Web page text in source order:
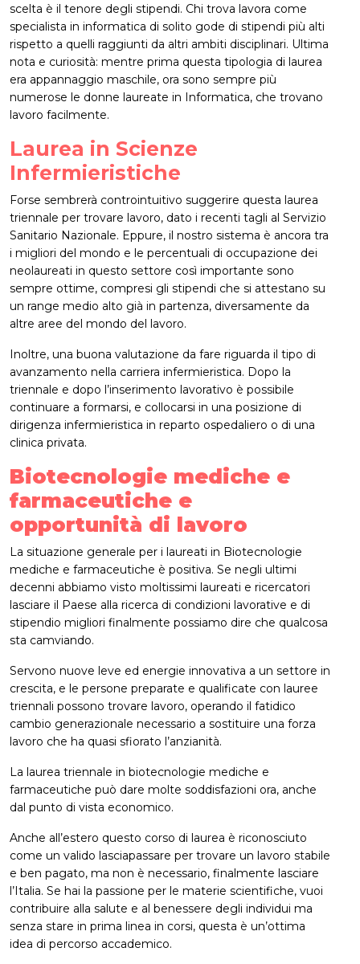
scelta è il tenore degli stipendi. Chi trova lavora come
specialista in informatica di solito gode di stipendi più alti
rispetto a quelli raggiunti da altri ambiti disciplinari. Ultima
nota e curiosità: mentre prima questa tipologia di laurea
era appannaggio maschile, ora sono sempre più
numerose le donne laureate in Informatica, che trovano
lavoro facilmente.
Laurea in Scienze
Infermieristiche
Forse sembrerà controintuitivo suggerire questa laurea
triennale per trovare lavoro, dato i recenti tagli al Servizio
Sanitario Nazionale. Eppure, il nostro sistema è ancora tra
i migliori del mondo e le percentuali di occupazione dei
neolaureati in questo settore così importante sono
sempre ottime, compresi gli stipendi che si attestano su
un range medio alto già in partenza, diversamente da
altre aree del mondo del lavoro.
Inoltre, una buona valutazione da fare riguarda il tipo di
avanzamento nella carriera infermieristica. Dopo la
triennale e dopo l’inserimento lavorativo è possibile
continuare a formarsi, e collocarsi in una posizione di
dirigenza infermieristica in reparto ospedaliero o di una
clinica privata.
Biotecnologie mediche e
farmaceutiche e
opportunità di lavoro
La situazione generale per i laureati in Biotecnologie
mediche e farmaceutiche è positiva. Se negli ultimi
decenni abbiamo visto moltissimi laureati e ricercatori
lasciare il Paese alla ricerca di condizioni lavorative e di
stipendio migliori finalmente possiamo dire che qualcosa
sta camviando.
Servono nuove leve ed energie innovativa a un settore in
crescita, e le persone preparate e qualificate con lauree
triennali possono trovare lavoro, operando il fatidico
cambio generazionale necessario a sostituire una forza
lavoro che ha quasi sfiorato l’anzianità.
La laurea triennale in biotecnologie mediche e
farmaceutiche può dare molte soddisfazioni ora, anche
dal punto di vista economico.
Anche all’estero questo corso di laurea è riconosciuto
come un valido lasciapassare per trovare un lavoro stabile
e ben pagato, ma non è necessario, finalmente lasciare
l’Italia. Se hai la passione per le materie scientifiche, vuoi
contribuire alla salute e al benessere degli individui ma
senza stare in prima linea in corsi, questa è un’ottima
idea di percorso accademico.